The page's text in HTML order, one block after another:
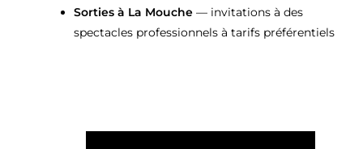
Sorties à La Mouche — invitations à des
spectacles professionnels à tarifs préférentiels